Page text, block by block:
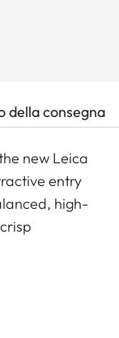
della consegna
new Leica
entry
high-
makes the
use in